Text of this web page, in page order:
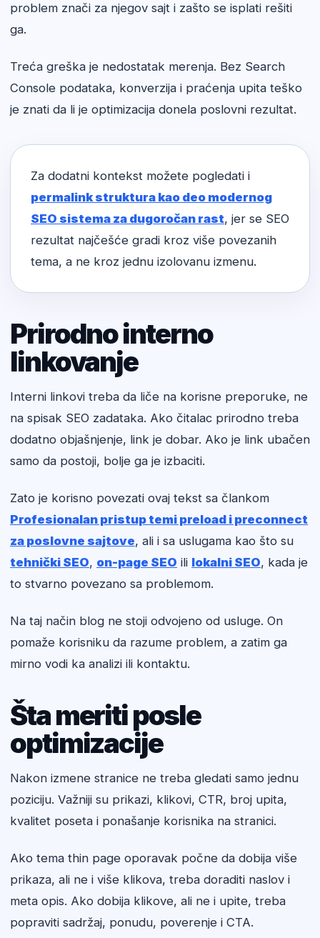
problem znači za njegov sajt i zašto se isplati rešiti
ga.
Treća greška je nedostatak merenja. Bez Search
Console podataka, konverzija i praćenja upita teško
je znati da li je optimizacija donela poslovni rezultat.
Za dodatni kontekst možete pogledati i
permalink struktura kao deo modernog
SEO sistema za dugoročan rast, jer se SEO
rezultat najčešće gradi kroz više povezanih
tema, a ne kroz jednu izolovanu izmenu.
Prirodno interno
linkovanje
Interni linkovi treba da liče na korisne preporuke, ne
na spisak SEO zadataka. Ako čitalac prirodno treba
dodatno objašnjenje, link je dobar. Ako je link ubačen
samo da postoji, bolje ga je izbaciti.
Zato je korisno povezati ovaj tekst sa člankom
Profesionalan pristup temi preload i preconnect
za poslovne sajtove, ali i sa uslugama kao što su
tehnički SEO, on-page SEO ili lokalni SEO, kada je
to stvarno povezano sa problemom.
Na taj način blog ne stoji odvojeno od usluge. On
pomaže korisniku da razume problem, a zatim ga
mirno vodi ka analizi ili kontaktu.
Šta meriti posle
optimizacije
Nakon izmene stranice ne treba gledati samo jednu
poziciju. Važniji su prikazi, klikovi, CTR, broj upita,
kvalitet poseta i ponašanje korisnika na stranici.
Ako tema thin page oporavak počne da dobija više
prikaza, ali ne i više klikova, treba doraditi naslov i
meta opis. Ako dobija klikove, ali ne i upite, treba
popraviti sadržaj, ponudu, poverenje i CTA.